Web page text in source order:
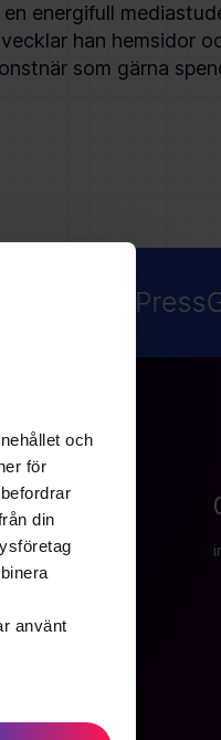
och
för
din
använt
en energifull
han hemsidor
som gärna
WordPress
19B
Göteborg